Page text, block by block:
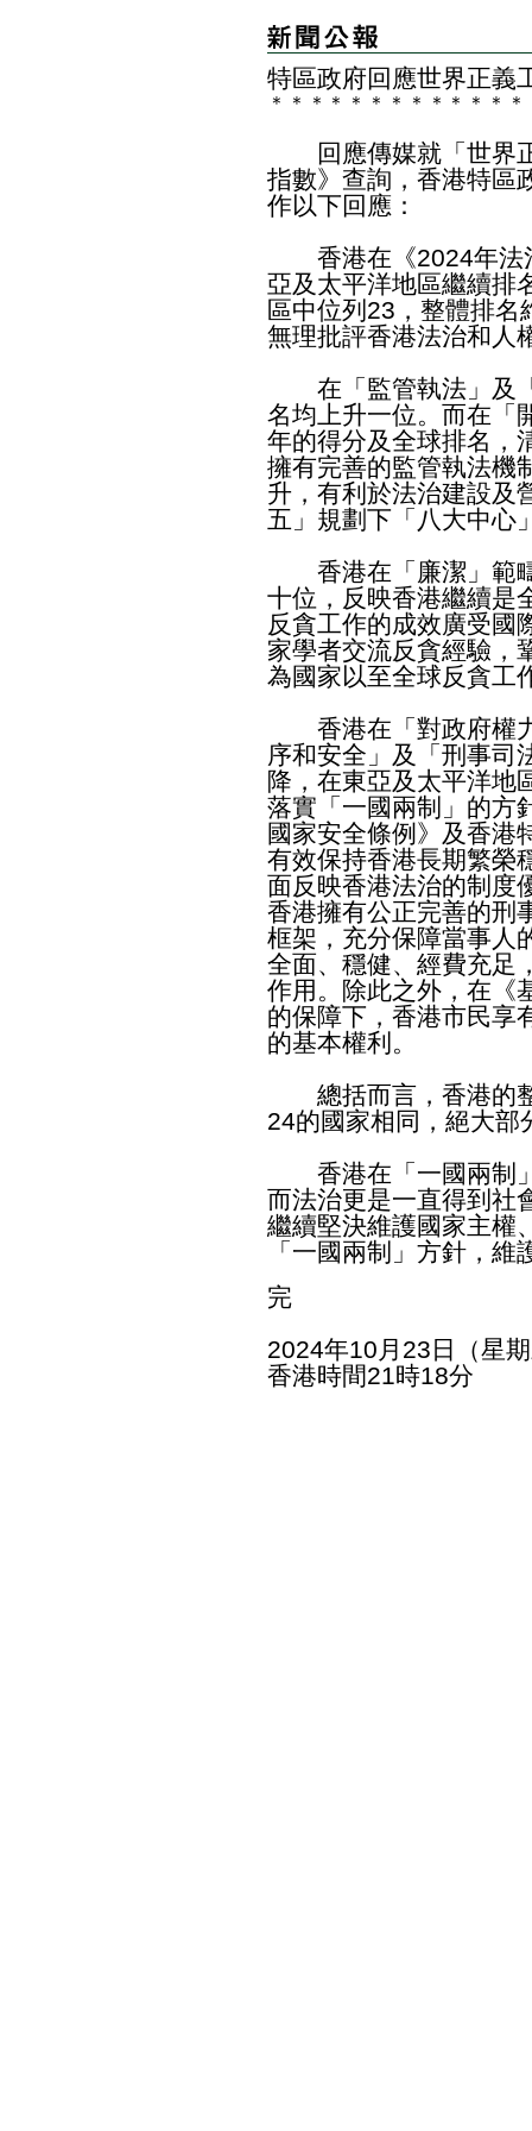
特區政府回應世界正義
＊ ＊ ＊ ＊ ＊ ＊ ＊ ＊ ＊ ＊ ＊ ＊ ＊
回應傳媒就「世界正
指數》查詢，香港特區
作以下回應：
香港在《2024年法
亞及太平洋地區繼續排
區中位列23，整體排名
無理批評香港法治和人
在「監管執法」及「
名均上升一位。而在「
年的得分及全球排名，
擁有完善的監管執法機
升，有利於法治建設及
五」規劃下「八大中心
香港在「廉潔」範疇
十位，反映香港繼續是
反貪工作的成效廣受國
家學者交流反貪經驗，
為國家以至全球反貪工
香港在「對政府權力
序和安全」及「刑事司
降，在東亞及太平洋地
落實「一國兩制」的方
國家安全條例》及香港
有效保持香港長期繁榮
面反映香港法治的制度
香港擁有公正完善的刑
框架，充分保障當事人
全面、穩健、經費充足
作用。除此之外，在《
的保障下，香港市民享
的基本權利。
總括而言，香港的整
24的國家相同，絕大部
香港在「一國兩制」
而法治更是一直得到社
繼續堅決維護國家主權
「一國兩制」方針，維
完
2024年10月23日（星
香港時間21時18分